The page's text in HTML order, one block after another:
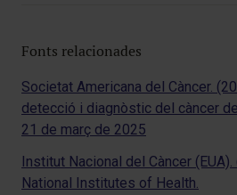
Fonts relacionades
Societat Americana del Càncer.
detecció i diagnòstic del càncer
21 de març de 2025
Institut Nacional del Càncer
National Institutes of Health.